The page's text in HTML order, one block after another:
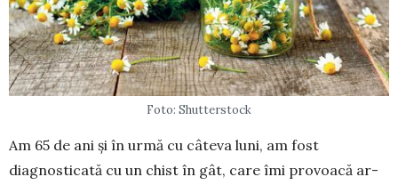
Foto: Shutterstock
Am 65 de ani și în urmă cu câteva luni, am fost
diagnosticată cu un chist în gât, care îmi pro­voacă ar­